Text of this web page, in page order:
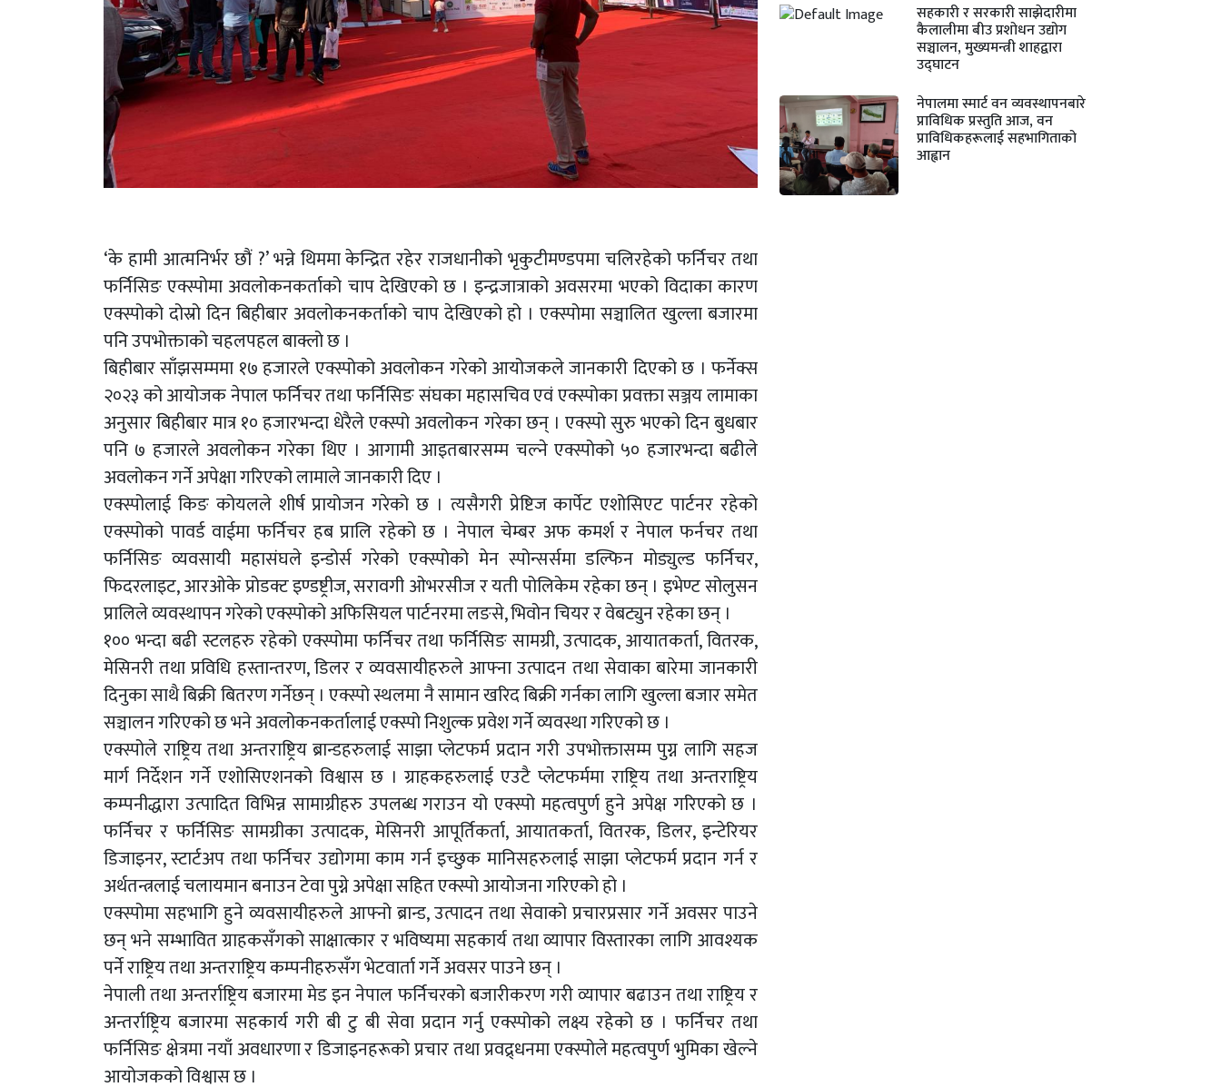
‘के हामी आत्मनिर्भर छौं ?’ भन्ने थिममा केन्द्रित रहेर राजधानीको भृकुटीमण्डपमा चलिरहेको फर्निचर तथा
फर्निसिङ एक्स्पोमा अवलोकनकर्ताको चाप देखिएको छ । इन्द्रजात्राको अवसरमा भएको विदाका कारण
एक्स्पोको दोस्रो दिन बिहीबार अवलोकनकर्ताको चाप देखिएको हो । एक्स्पोमा सञ्चालित खुल्ला बजारमा
पनि उपभोक्ताको चहलपहल बाक्लो छ ।
बिहीबार साँझसम्ममा १७ हजारले एक्स्पोको अवलोकन गरेको आयोजकले जानकारी दिएको छ । फर्नेक्स
२०२३ को आयोजक नेपाल फर्निचर तथा फर्निसिङ संघका महासचिव एवं एक्स्पोका प्रवक्ता सञ्जय लामाका
अनुसार बिहीबार मात्र १० हजारभन्दा धेरैले एक्स्पो अवलोकन गरेका छन् । एक्स्पो सुरु भएको दिन बुधबार
पनि ७ हजारले अवलोकन गरेका थिए । आगामी आइतबारसम्म चल्ने एक्स्पोको ५० हजारभन्दा बढीले
अवलोकन गर्ने अपेक्षा गरिएको लामाले जानकारी दिए ।
एक्स्पोलाई किङ कोयलले शीर्ष प्रायोजन गरेको छ । त्यसैगरी प्रेष्टिज कार्पेट एशोसिएट पार्टनर रहेको
एक्स्पोको पावर्ड वाईमा फर्निचर हब प्रालि रहेको छ । नेपाल चेम्बर अफ कमर्श र नेपाल फर्नचर तथा
फर्निसिङ व्यवसायी महासंघले इन्डोर्स गरेको एक्स्पोको मेन स्पोन्सर्समा डल्फिन मोड्युल्ड फर्निचर,
फिदरलाइट, आरओके प्रोडक्ट इण्डष्ट्रीज, सरावगी ओभरसीज र यती पोलिकेम रहेका छन् । इभेण्ट सोलुसन
प्रालिले व्यवस्थापन गरेको एक्स्पोको अफिसियल पार्टनरमा लङसे, भिवोन चियर र वेबट्युन रहेका छन् ।
१०० भन्दा बढी स्टलहरु रहेको एक्स्पोमा फर्निचर तथा फर्निसिङ सामग्री, उत्पादक, आयातकर्ता, वितरक,
मेसिनरी तथा प्रविधि हस्तान्तरण, डिलर र व्यवसायीहरुले आफ्ना उत्पादन तथा सेवाका बारेमा जानकारी
दिनुका साथै बिक्री बितरण गर्नेछन् । एक्स्पो स्थलमा नै सामान खरिद बिक्री गर्नका लागि खुल्ला बजार समेत
सञ्चालन गरिएको छ भने अवलोकनकर्तालाई एक्स्पो निशुल्क प्रवेश गर्ने व्यवस्था गरिएको छ ।
एक्स्पोले राष्ट्रिय तथा अन्तराष्ट्रिय ब्रान्डहरुलाई साझा प्लेटफर्म प्रदान गरी उपभोक्तासम्म पुग्न लागि सहज
मार्ग निर्देशन गर्ने एशोसिएशनको विश्वास छ । ग्राहकहरुलाई एउटै प्लेटफर्ममा राष्ट्रिय तथा अन्तराष्ट्रिय
कम्पनीद्धारा उत्पादित विभिन्न सामाग्रीहरु उपलब्ध गराउन यो एक्स्पो महत्वपुर्ण हुने अपेक्ष गरिएको छ ।
फर्निचर र फर्निसिङ सामग्रीका उत्पादक, मेसिनरी आपूर्तिकर्ता, आयातकर्ता, वितरक, डिलर, इन्टेरियर
डिजाइनर, स्टार्टअप तथा फर्निचर उद्योगमा काम गर्न इच्छुक मानिसहरुलाई साझा प्लेटफर्म प्रदान गर्न र
अर्थतन्त्रलाई चलायमान बनाउन टेवा पुग्ने अपेक्षा सहित एक्स्पो आयोजना गरिएको हो ।
एक्स्पोमा सहभागि हुने व्यवसायीहरुले आफ्नो ब्रान्ड, उत्पादन तथा सेवाको प्रचारप्रसार गर्ने अवसर पाउने
छन् भने सम्भावित ग्राहकसँगको साक्षात्कार र भविष्यमा सहकार्य तथा व्यापार विस्तारका लागि आवश्यक
पर्ने राष्ट्रिय तथा अन्तराष्ट्रिय कम्पनीहरुसँग भेटवार्ता गर्ने अवसर पाउने छन् ।
नेपाली तथा अन्तर्राष्ट्रिय बजारमा मेड इन नेपाल फर्निचरको बजारीकरण गरी व्यापार बढाउन तथा राष्ट्रिय र
अन्तर्राष्ट्रिय बजारमा सहकार्य गरी बी टु बी सेवा प्रदान गर्नु एक्स्पोको लक्ष्य रहेको छ । फर्निचर तथा
फर्निसिङ क्षेत्रमा नयाँ अवधारणा र डिजाइनहरूको प्रचार तथा प्रवद्र्धनमा एक्स्पोले महत्वपुर्ण भुमिका खेल्ने
आयोजकको विश्वास छ ।
सहकारी र सरकारी साझेदारीमा
कैलालीमा बीउ प्रशोधन उद्योग
सञ्चालन, मुख्यमन्त्री शाहद्वारा
उद्घाटन
नेपालमा स्मार्ट वन व्यवस्थापनबारे
प्राविधिक प्रस्तुति आज, वन
प्राविधिकहरूलाई सहभागिताको
आह्वान